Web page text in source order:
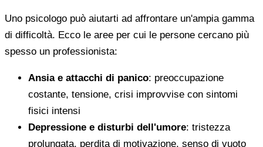
Uno psicologo può aiutarti ad affrontare un'ampia gamma
di difficoltà. Ecco le aree per cui le persone cercano più
spesso un professionista:
Ansia e attacchi di panico: preoccupazione
costante, tensione, crisi improvvise con sintomi
fisici intensi
Depressione e disturbi dell'umore: tristezza
prolungata, perdita di motivazione, senso di vuoto